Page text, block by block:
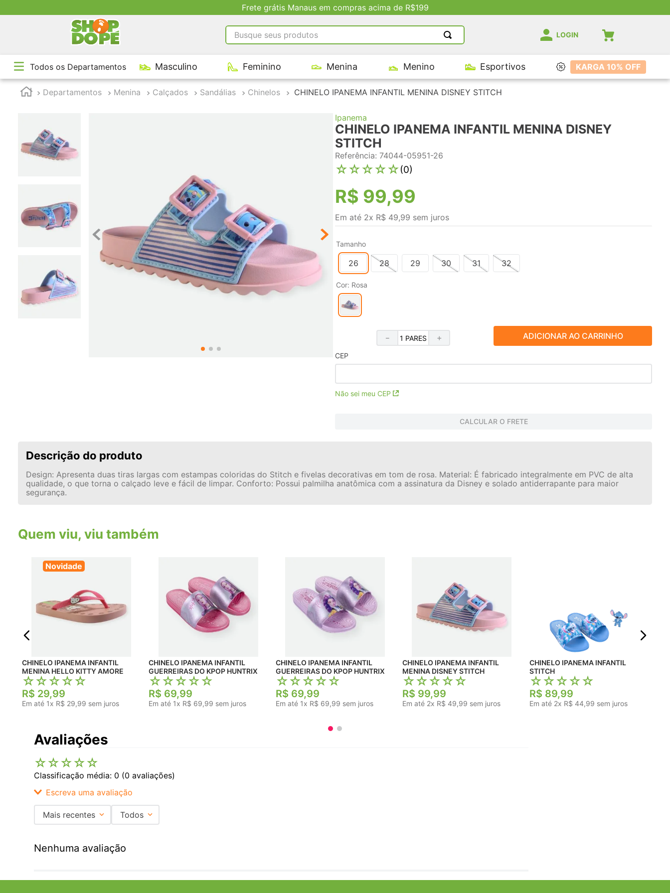
Frete grátis Manaus em compras acima de R$199
Busque seus produtos LOGIN
Todos os Departamentos Masculino Feminino Menina Menino Esportivos KARGA 10% OFF
Departamentos Menina Calçados Sandálias Chinelos CHINELO IPANEMA INFANTIL MENINA DISNEY STITCH
Ipanema
CHINELO IPANEMA INFANTIL MENINA DISNEY
STITCH
Referência: 74044-05951-26
☆☆☆☆☆(0)
R$ 99,99
Em até 2x R$ 49,99 sem juros
Tamanho
26 28 29 30 31 32
Cor: Rosa
＋
－ ADICIONAR AO CARRINHO
CEP
Não sei meu CEP
CALCULAR O FRETE
Descrição do produto
Design: Apresenta duas tiras largas com estampas coloridas do Stitch e fivelas decorativas em tom de rosa. Material: É fabricado integralmente em PVC de alta
qualidade, o que torna o calçado leve e fácil de limpar. Conforto: Possui palmilha anatômica com a assinatura da Disney e solado antiderrapante para maior
segurança.
Quem viu, viu também
Novidade
CHINELO IPANEMA INFANTIL
MENINA HELLO KITTY AMORE
☆☆☆☆☆
R$ 29,99
Em até 1x R$ 29,99 sem juros
CHINELO IPANEMA INFANTIL
GUERREIRAS DO KPOP HUNTRIX
☆☆☆☆☆
R$ 69,99
Em até 1x R$ 69,99 sem juros
CHINELO IPANEMA INFANTIL
GUERREIRAS DO KPOP HUNTRIX
☆☆☆☆☆
R$ 69,99
Em até 1x R$ 69,99 sem juros
CHINELO IPANEMA INFANTIL
MENINA DISNEY STITCH
☆☆☆☆☆
R$ 99,99
Em até 2x R$ 49,99 sem juros
CHINELO IPANEMA INFANTIL
STITCH
☆☆☆☆☆
R$ 89,99
Em até 2x R$ 44,99 sem juros
Avaliações
☆☆☆☆☆
Classificação média: 0 (0 avaliações)
Escreva uma avaliação
Título
Mais recentes Todos
Nenhuma avaliação
TERMOS MAIS BUSCADOS
tênis masculino
2º
tenis feminino